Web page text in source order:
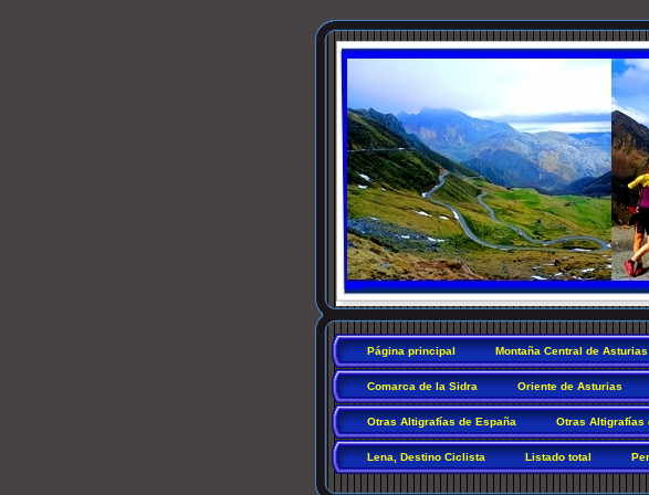
Página principal Montaña Central de Asturias
Comarca de la Sidra Oriente de Asturias
Otras Altigrafías de España Otras Altigrafías
Lena, Destino Ciclista Listado total